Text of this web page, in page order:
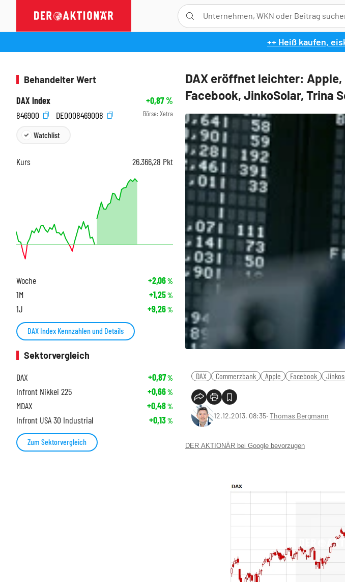
++ Heiß kaufen,
DAX eröffnet leichter: Apple,
Facebook, JinkoSolar, Trina
DAX Commerzbank Apple Facebook
12.12.2013, 08:35‧ Thomas Bergmann
DER AKTIONÄR bei Google bevorzugen
Behandelter Wert
DAX Index
+0,87%
846900
DE0008469008 Börse: Xetra
Watchlist
Kurs 26.366,28 Pkt
Woche +2,06%
1M +1,25%
1J +9,26%
DAX Index Kennzahlen und Details
Sektorvergleich
DAX
+0,87%
Infront Nikkei 225 +0,66%
MDAX +0,48%
Infront USA 30 Industrial +0,13%
Zum Sektorvergleich